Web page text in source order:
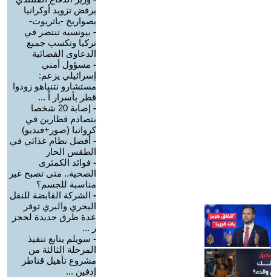
يرفض تزويد أوكرانيا
بصواريخ -باتريوت-
- بيونسيه تنتصر في
تركيا وتكسب جميع
الدعاوى القضائية
- مسؤول أمني
إسرائيلي يزعم:
مستشارو نتنياهو زودوا
قطر بأسرار أ ...
-
إصابة 20 شخصا
بتصادم قطارين في
كرواتيا (صور+فيديو)
- أفضل نظام غذائي في
الطقس الحار
- فوائد الكمثرى
الصحية.. متى تصبح غير
مناسبة للجسم؟
- الشركة القابضة للنقل
البحري والبري توفر
عدة طرق جديدة لحجز
ر ...
- سويلم يتابع تنفيذ
المرحلة الثالثة من
مشروع تأهيل قناطر
إدفين ...